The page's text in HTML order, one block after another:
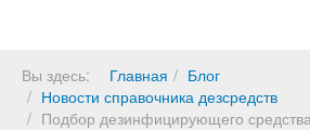
Вы здесь: Главная
Блог
Новости справочника дезсредств
Подбор дезинфицирующего